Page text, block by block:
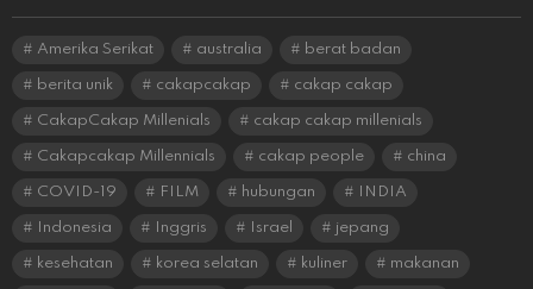
Amerika Serikat australia berat badan
berita unik cakapcakap cakap cakap
CakapCakap Millenials cakap cakap millenials
Cakapcakap Millennials cakap people china
COVID-19 FILM hubungan INDIA
Indonesia Inggris Israel jepang
kesehatan korea selatan kuliner makanan